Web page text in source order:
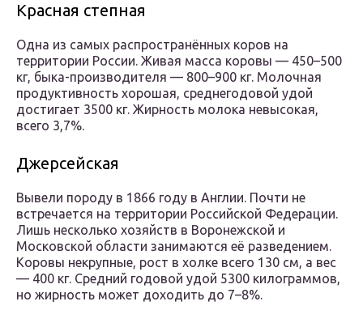
Красная степная
Одна из самых распространённых коров на
территории России. Живая масса коровы — 450–500
кг, быка-производителя — 800–900 кг. Молочная
продуктивность хорошая, среднегодовой удой
достигает 3500 кг. Жирность молока невысокая,
всего 3,7%.
Джерсейская
Вывели породу в 1866 году в Англии. Почти не
встречается на территории Российской Федерации.
Лишь несколько хозяйств в Воронежской и
Московской области занимаются её разведением.
Коровы некрупные, рост в холке всего 130 см, а вес
— 400 кг. Средний годовой удой 5300 килограммов,
но жирность может доходить до 7–8%.